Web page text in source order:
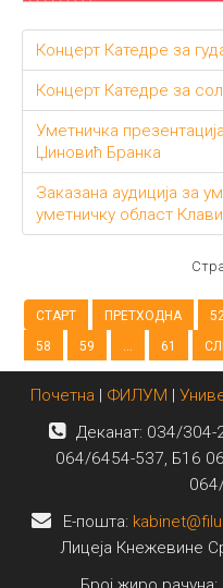
Концерт Катедре за
Концерт Катедре за
Уметничка
Џиновић Бранка
Заказана аудиција за
уметничку област
СТАРТ ПРЕТХОДНА
58
59 ... 61
Почетна | ФИЛУМ |
Деканат: 034/304-
064/6454-537, Б16
E-пошта:
Лицеја Кнежевине